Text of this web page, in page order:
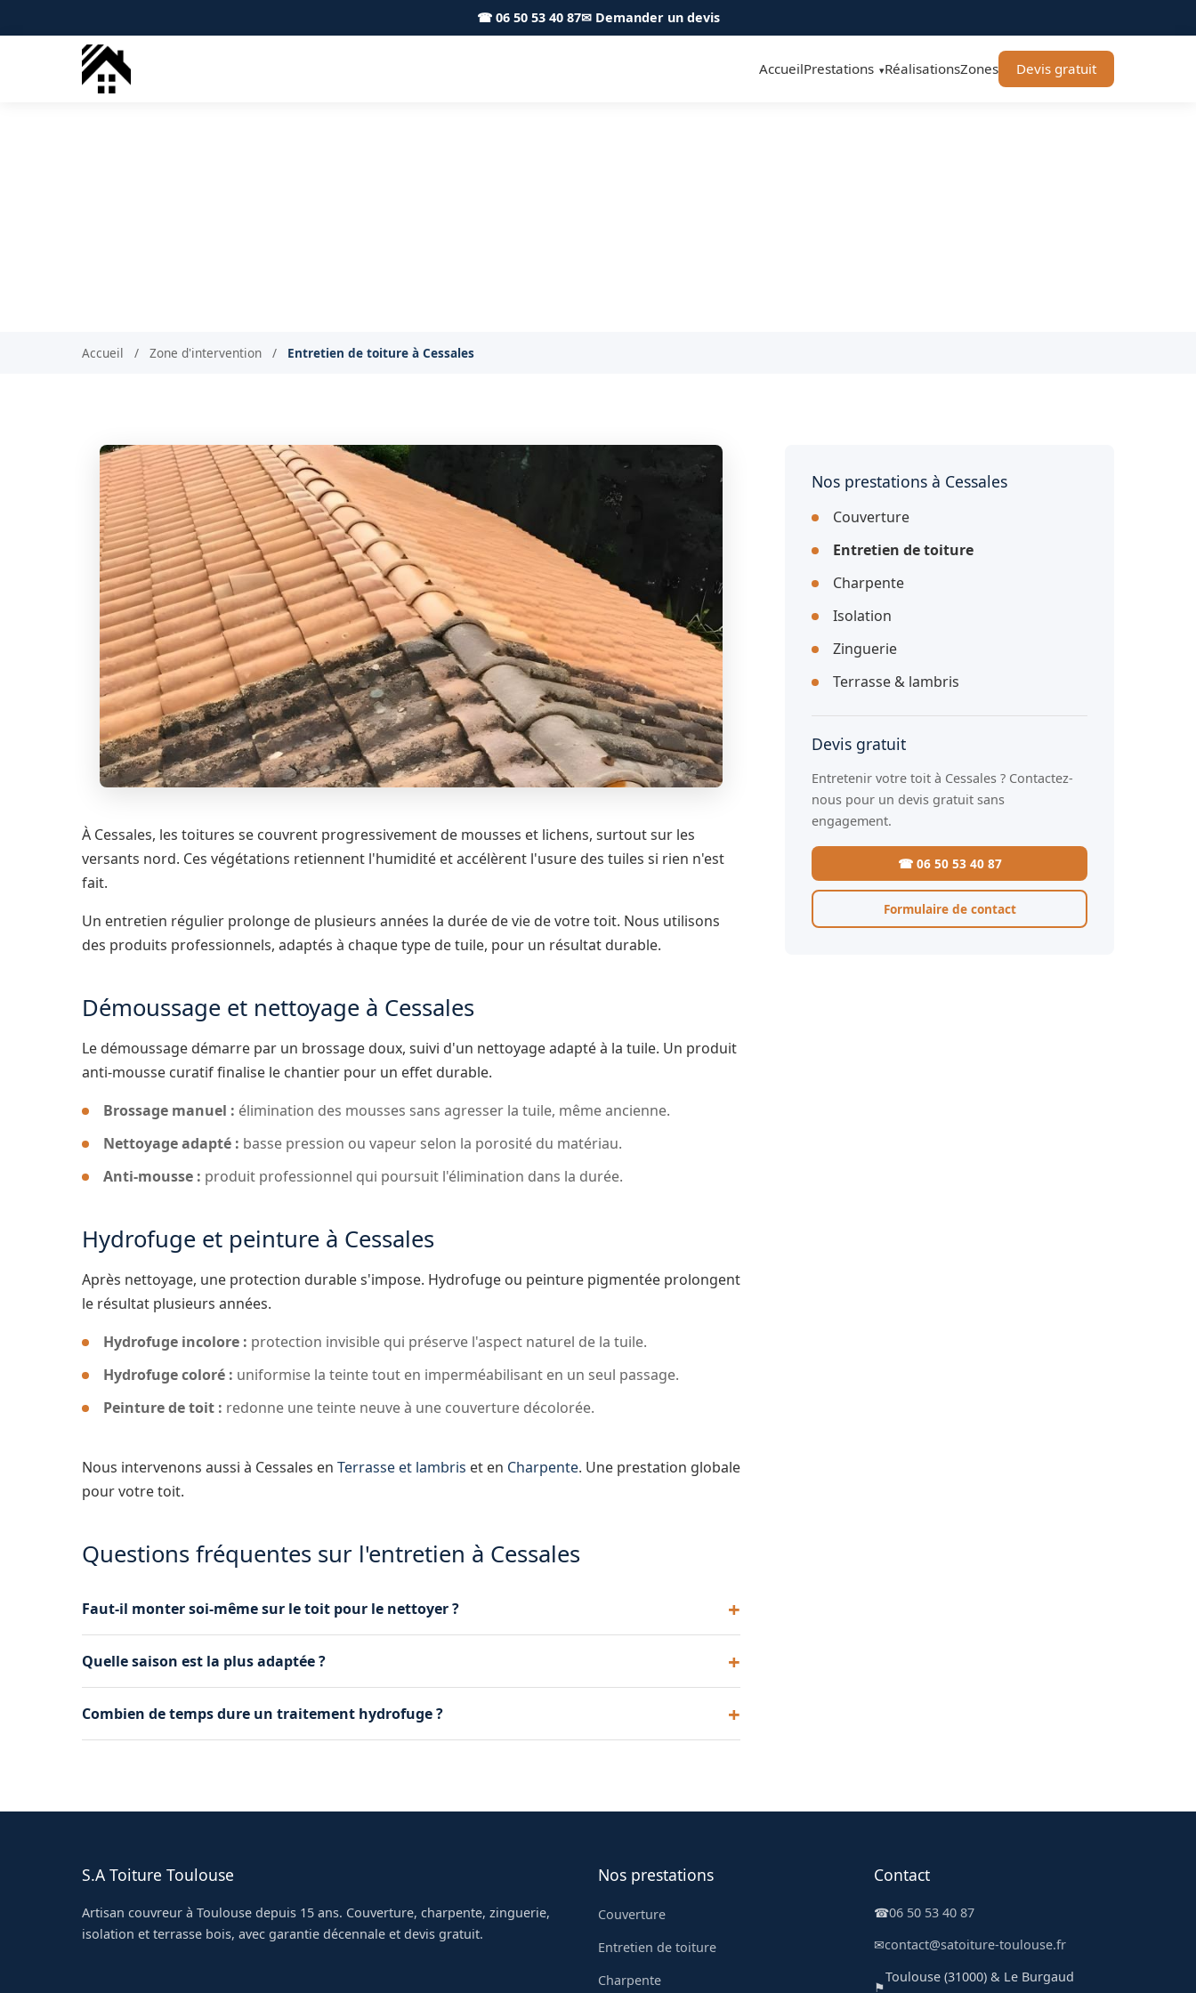
☎ 06 50 53 40 87✉ Demander un devis
AccueilPrestations ▾RéalisationsZones Devis gratuit
Accueil / Zone d'intervention / Entretien de toiture à Cessales
À Cessales, les toitures se couvrent progressivement de mousses et lichens, surtout sur les
versants nord. Ces végétations retiennent l'humidité et accélèrent l'usure des tuiles si rien n'est
fait.
Un entretien régulier prolonge de plusieurs années la durée de vie de votre toit. Nous utilisons
des produits professionnels, adaptés à chaque type de tuile, pour un résultat durable.
Démoussage et nettoyage à Cessales
Le démoussage démarre par un brossage doux, suivi d'un nettoyage adapté à la tuile. Un produit
anti-mousse curatif finalise le chantier pour un effet durable.
Brossage manuel : élimination des mousses sans agresser la tuile, même ancienne.
Nettoyage adapté : basse pression ou vapeur selon la porosité du matériau.
Anti-mousse : produit professionnel qui poursuit l'élimination dans la durée.
Hydrofuge et peinture à Cessales
Après nettoyage, une protection durable s'impose. Hydrofuge ou peinture pigmentée prolongent
le résultat plusieurs années.
Hydrofuge incolore : protection invisible qui préserve l'aspect naturel de la tuile.
Hydrofuge coloré : uniformise la teinte tout en imperméabilisant en un seul passage.
Peinture de toit : redonne une teinte neuve à une couverture décolorée.
Nous intervenons aussi à Cessales en Terrasse et lambris et en Charpente. Une prestation globale
pour votre toit.
Questions fréquentes sur l'entretien à Cessales
Faut-il monter soi-même sur le toit pour le nettoyer ?
vaut faire appel à un artisan.
Quelle saison est la plus adaptée ?
meilleures conditions.
Combien de temps dure un traitement hydrofuge ?
Nos prestations à Cessales
Couverture
Entretien de toiture
Charpente
Isolation
Zinguerie
Terrasse & lambris
Devis gratuit
Entretenir votre toit à Cessales ? Contactez-
nous pour un devis gratuit sans
engagement.
☎ 06 50 53 40 87
Formulaire de contact
S.A Toiture Toulouse
Artisan couvreur à Toulouse depuis 15 ans. Couverture, charpente, zinguerie,
isolation et terrasse bois, avec garantie décennale et devis gratuit.
Nos prestations
Couverture
Entretien de toiture
Charpente
Contact
☎06 50 53 40 87
✉contact@satoiture-toulouse.fr
⚑
Toulouse (31000) & Le Burgaud